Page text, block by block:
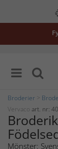
Broderier
Vervaco art. nr:
Mönster: